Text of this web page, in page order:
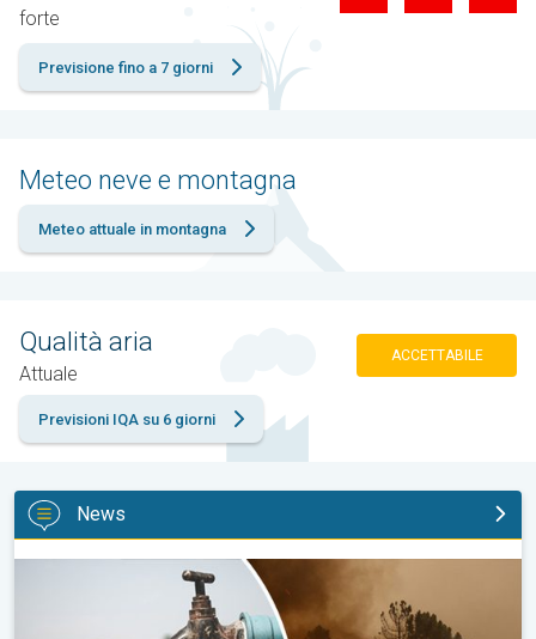
forte
Previsione fino a 7 giorni
Meteo neve e montagna
Meteo attuale in montagna
Qualità aria
Attuale
ACCETTABILE
Previsioni IQA su 6 giorni
News
Il settentrione italiano entra in crisi idrica. Clima e ambiente. . .